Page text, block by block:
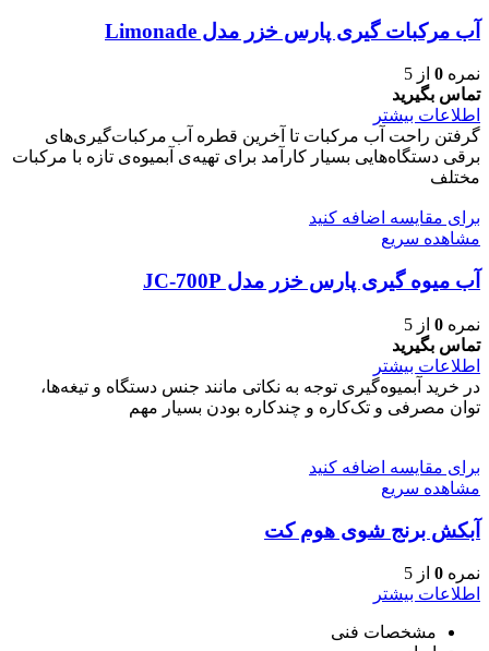
آب مرکبات گیری پارس خزر مدل Limonade
نمره 0 از 5
تماس بگیرید
اطلاعات بیشتر
گرفتن راحت آب مرکبات تا آخرین قطره آب مرکبات‌گیری‌های
برقی دستگاه‌هایی بسیار کارآمد برای تهیه‌ی آبمیوه‌ی تازه با مرکبات
مختلف
برای مقایسه اضافه کنید
مشاهده سریع
آب میوه گیری پارس خزر مدل JC-700P
نمره 0 از 5
تماس بگیرید
اطلاعات بیشتر
در خرید آبمیوه‌گیری توجه به نکاتی مانند جنس دستگاه و تیغه‌ها،
توان مصرفی و تک‌کاره و چندکاره بودن بسیار مهم
برای مقایسه اضافه کنید
مشاهده سریع
آبکش برنج شوی هوم کت
نمره 0 از 5
اطلاعات بیشتر
مشخصات فنی